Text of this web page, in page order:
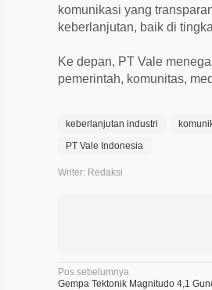
komunikasi yang
keberlanjutan, baik di
Ke depan, PT Vale
pemerintah, komunitas,
keberlanjutan industri
PT Vale Indonesia
Writer: Redaksi
N
Pos sebelumnya
Gempa Tektonik Magnitudo 4,1